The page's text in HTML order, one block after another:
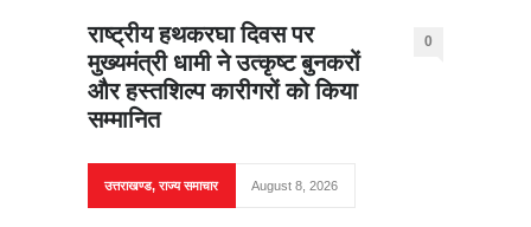
राष्ट्रीय हथकरघा दिवस पर
मुख्यमंत्री धामी ने उत्कृष्ट बुनकरों
और हस्तशिल्प कारीगरों को किया
सम्मानित
0
उत्तराखण्ड,राज्य समाचार August 8, 2026